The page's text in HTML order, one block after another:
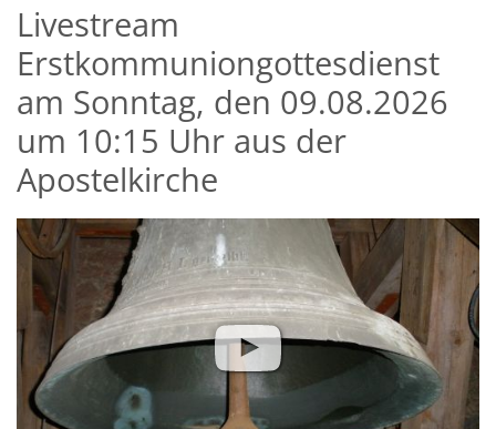
Livestream
Erstkommuniongottesdienst
am Sonntag, den 09.08.2026
um 10:15 Uhr aus der
Apostelkirche